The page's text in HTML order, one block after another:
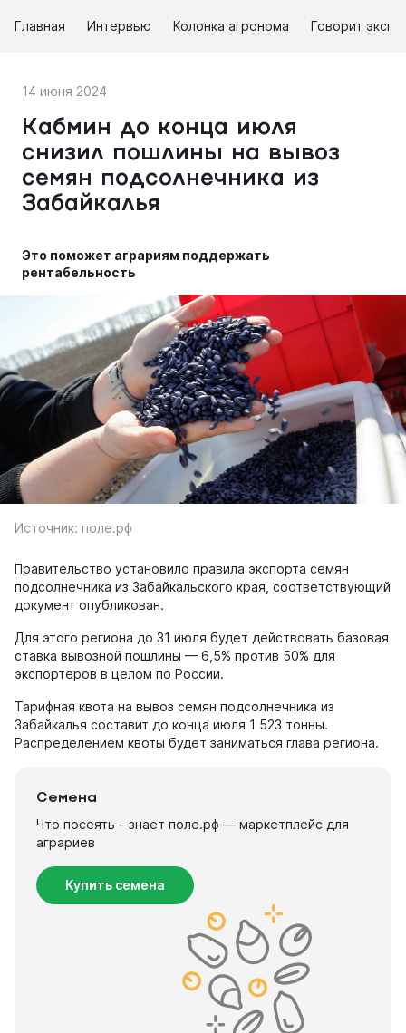
Главная Интервью Колонка агронома Говорит
14 июня 2024
Кабмин до конца июля
снизил пошлины на вывоз
семян подсолнечника из
Забайкалья
Это поможет аграриям поддержать
рентабельность
Источник: поле.рф
Правительство установило правила экспорта семян
подсолнечника из Забайкальского края, соответствующий
документ опубликован.
Для этого региона до 31 июля будет действовать базовая
ставка вывозной пошлины — 6,5% против 50% для
экспортеров в целом по России.
Тарифная квота на вывоз семян подсолнечника из
Забайкалья составит до конца июля 1 523 тонны.
Распределением квоты будет заниматься глава региона.
Семена
Что посеять – знает поле.рф — маркетплейс для
аграриев
Купить семена